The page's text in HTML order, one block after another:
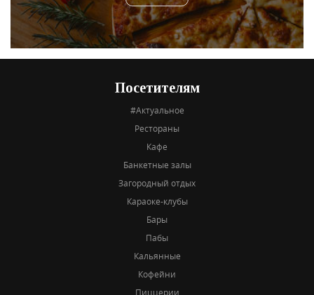
Посетителям
#Актуальное
Рестораны
Кафе
Банкетные залы
Загородный отдых
Караоке-клубы
Бары
Пабы
Кальянные
Кофейни
Пиццерии